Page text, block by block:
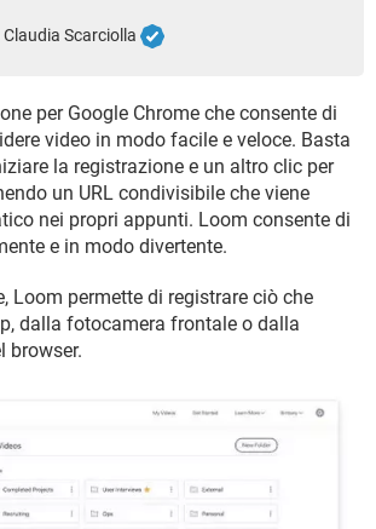
Claudia Scarciolla
per Google Chrome che consente di
video in modo facile e veloce. Basta
la registrazione e un altro clic per
un URL condivisibile che viene
nei propri appunti. Loom consente di
e in modo divertente.
Loom permette di registrare ciò che
dalla fotocamera frontale o dalla
browser.